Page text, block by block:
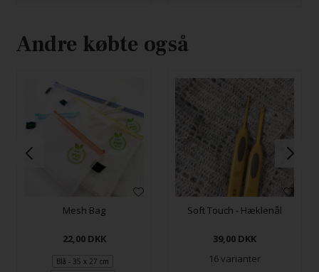
Andre købte også
Mesh Bag
22,00 DKK
Blå - 35 x 27 cm
Soft Touch - Hæklenål
39,00 DKK
16 varianter